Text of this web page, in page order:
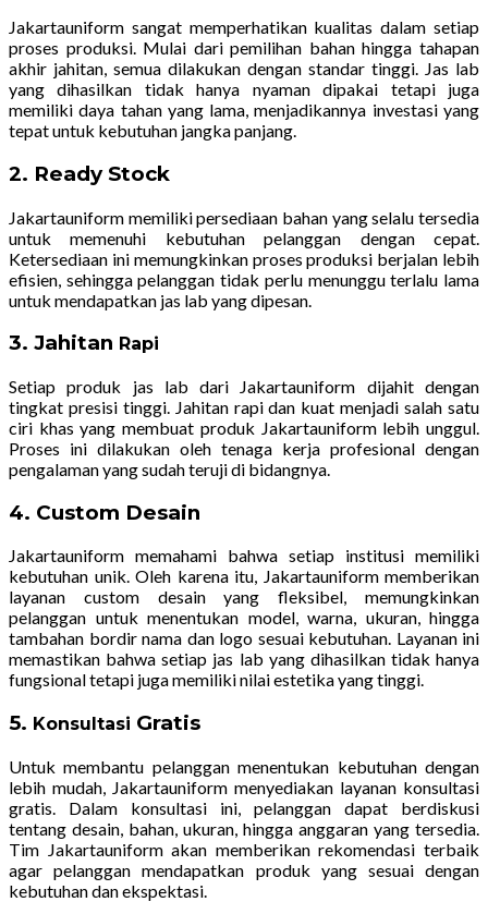
Jakartauniform sangat memperhatikan kualitas dalam setiap
proses produksi. Mulai dari pemilihan bahan hingga tahapan
akhir jahitan, semua dilakukan dengan standar tinggi. Jas lab
yang dihasilkan tidak hanya nyaman dipakai tetapi juga
memiliki daya tahan yang lama, menjadikannya investasi yang
tepat untuk kebutuhan jangka panjang.
2. Ready Stock
Jakartauniform memiliki persediaan bahan yang selalu tersedia
untuk memenuhi kebutuhan pelanggan dengan cepat.
Ketersediaan ini memungkinkan proses produksi berjalan lebih
efisien, sehingga pelanggan tidak perlu menunggu terlalu lama
untuk mendapatkan jas lab yang dipesan.
3. Jahitan Rapi
Setiap produk jas lab dari Jakartauniform dijahit dengan
tingkat presisi tinggi. Jahitan rapi dan kuat menjadi salah satu
ciri khas yang membuat produk Jakartauniform lebih unggul.
Proses ini dilakukan oleh tenaga kerja profesional dengan
pengalaman yang sudah teruji di bidangnya.
4. Custom Desain
Jakartauniform memahami bahwa setiap institusi memiliki
kebutuhan unik. Oleh karena itu, Jakartauniform memberikan
layanan custom desain yang fleksibel, memungkinkan
pelanggan untuk menentukan model, warna, ukuran, hingga
tambahan bordir nama dan logo sesuai kebutuhan. Layanan ini
memastikan bahwa setiap jas lab yang dihasilkan tidak hanya
fungsional tetapi juga memiliki nilai estetika yang tinggi.
5. Konsultasi Gratis
Untuk membantu pelanggan menentukan kebutuhan dengan
lebih mudah, Jakartauniform menyediakan layanan konsultasi
gratis. Dalam konsultasi ini, pelanggan dapat berdiskusi
tentang desain, bahan, ukuran, hingga anggaran yang tersedia.
Tim Jakartauniform akan memberikan rekomendasi terbaik
agar pelanggan mendapatkan produk yang sesuai dengan
kebutuhan dan ekspektasi.